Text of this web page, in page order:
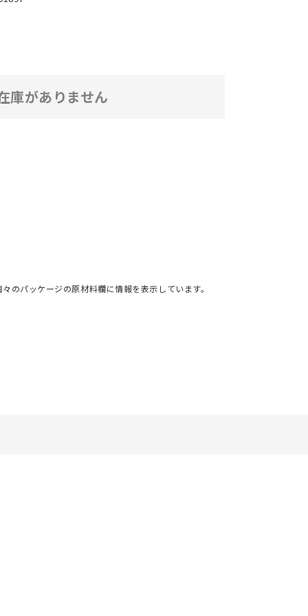
庫がありません
のパッケージの原材料欄に情報を表示しています。